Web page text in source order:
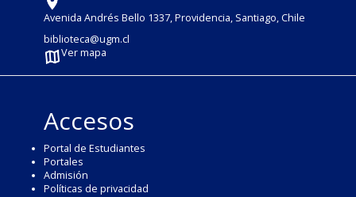
Avenida Andrés Bello 1337, Providencia, Santiago, Chile
biblioteca@ugm.cl
Ver mapa
Accesos
Portal de Estudiantes
Portales
Admisión
Políticas de privacidad